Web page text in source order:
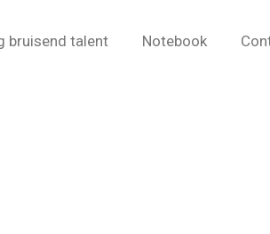
bruisend talent Notebook